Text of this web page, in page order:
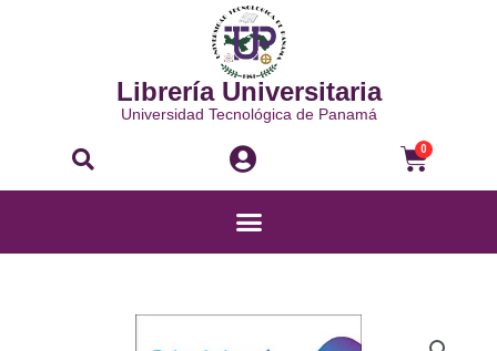
Librería Universitaria
Universidad Tecnológica de Panamá
Buscar 0
Menú